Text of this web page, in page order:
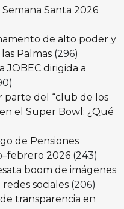
Santa 2026
de alto poder y
Palmas (296)
JOBEC dirigida a
parte del “club de los
el Super Bowl: ¿Qué
de Pensiones
2026 (243)
boom de imágenes
sociales (206)
transparencia en